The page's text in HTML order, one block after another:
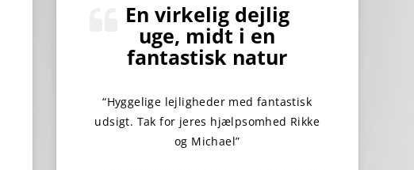
En virkelig dejlig
uge, midt i en
fantastisk natur
“Hyggelige lejligheder med fantastisk
udsigt. Tak for jeres hjælpsomhed Rikke
og Michael”